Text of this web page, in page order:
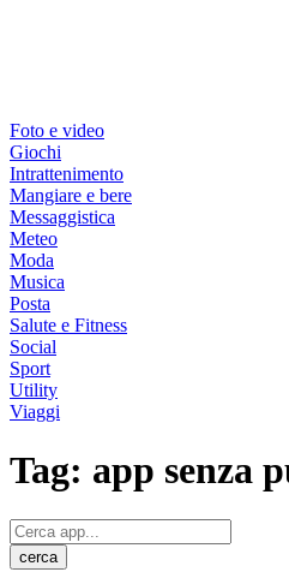
Foto e video
Giochi
Intrattenimento
Mangiare e bere
Messaggistica
Meteo
Moda
Musica
Posta
Salute e Fitness
Social
Sport
Utility
Viaggi
Tag: app senza